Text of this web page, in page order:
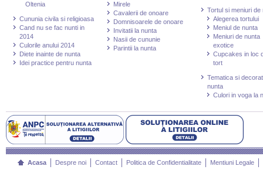
Oltenia
Cununia civila si religioasa
Cand nu se fac nunti in
2014
Culorile anului 2014
Diete inainte de nunta
Idei practice pentru nunta
Mirele
Cavalerii de onoare
Domnisoarele de onoare
Invitatii la nunta
Nasii de cununie
Parintii la nunta
Tortul si meniuri de
Alegerea tortului
Meniul de nunta
Meniuri de nunta
exotice
Cupcakes in loc
tort
Tematica si
nunta
Culori in voga la
Acasa Despre noi Contact Politica de Confidentialitate Mentiuni Legale